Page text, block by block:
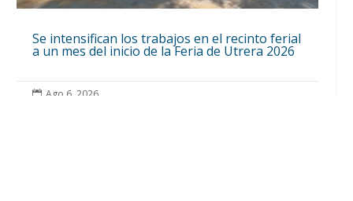
Se intensifican los trabajos en el recinto ferial
a un mes del inicio de la Feria de Utrera 2026
 Ago 6, 2026